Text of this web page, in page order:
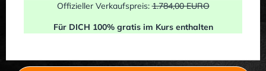
Offizieller Verkaufspreis:1.784,00 EURO
Für DICH 100% gratis im Kurs enthalten